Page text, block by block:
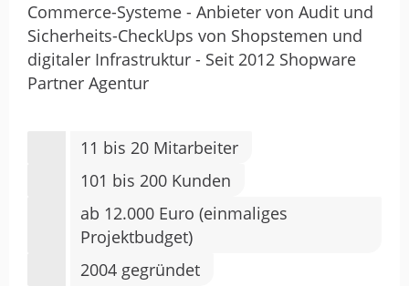
Commerce-Systeme - Anbieter von Audit und
Sicherheits-CheckUps von Shopstemen und
digitaler Infrastruktur - Seit 2012 Shopware
Partner Agentur
11 bis 20 Mitarbeiter
101 bis 200 Kunden
ab 12.000 Euro (einmaliges
Projektbudget)
2004 gegründet